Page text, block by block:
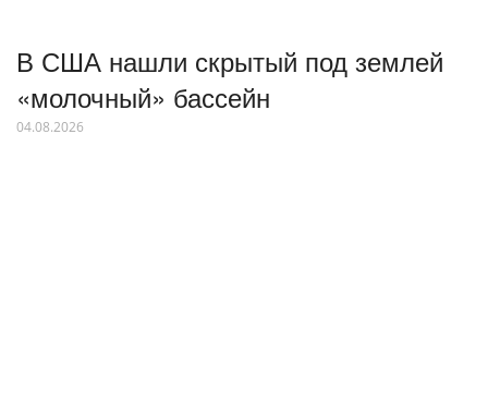
В США нашли скрытый под землей
«молочный» бассейн
04.08.2026